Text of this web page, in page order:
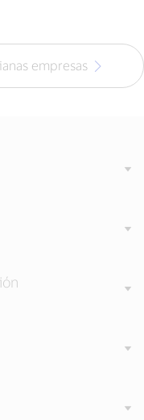
empresas